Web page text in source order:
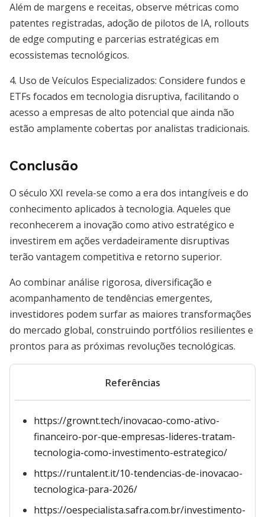
Além de margens e receitas, observe métricas como
patentes registradas, adoção de pilotos de IA, rollouts
de edge computing e parcerias estratégicas em
ecossistemas tecnológicos.
4. Uso de Veículos Especializados: Considere fundos e
ETFs focados em tecnologia disruptiva, facilitando o
acesso a empresas de alto potencial que ainda não
estão amplamente cobertas por analistas tradicionais.
Conclusão
O século XXI revela-se como a era dos intangíveis e do
conhecimento aplicados à tecnologia. Aqueles que
reconhecerem a inovação como ativo estratégico e
investirem em ações verdadeiramente disruptivas
terão vantagem competitiva e retorno superior.
Ao combinar análise rigorosa, diversificação e
acompanhamento de tendências emergentes,
investidores podem surfar as maiores transformações
do mercado global, construindo portfólios resilientes e
prontos para as próximas revoluções tecnológicas.
Referências
https://grownt.tech/inovacao-como-ativo-
financeiro-por-que-empresas-lideres-tratam-
tecnologia-como-investimento-estrategico/
https://runtalent.it/10-tendencias-de-inovacao-
tecnologica-para-2026/
https://oespecialista.safra.com.br/investimento-